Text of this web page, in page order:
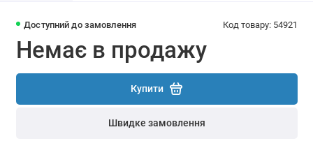
Доступний до замовлення Код товару: 54921
Немає в продажу
Купити
Швидке замовлення